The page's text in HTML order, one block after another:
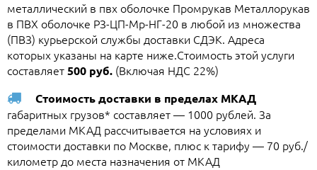
металлический в пвх оболочке Промрукав Металлорукав
в ПВХ оболочке РЗ-ЦП-Мр-НГ-20 в любой из множества
(ПВЗ) курьерской службы доставки СДЭК. Адреса
которых указаны на карте ниже.Стоимость этой услуги
составляет500 руб. (Включая НДС 22%)
Стоимость доставки в пределах МКАД
габаритных грузов* составляет — 1000 рублей. За
пределами МКАД рассчитывается на условиях и
стоимости доставки по Москве, плюс к тарифу — 70 руб./
километр до места назначения от МКАД